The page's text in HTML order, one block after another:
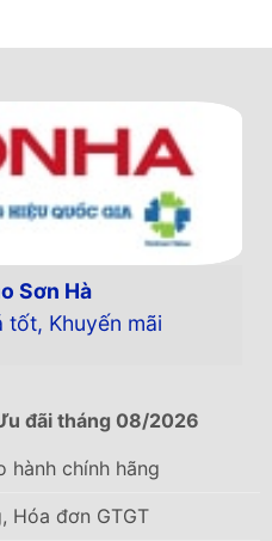
Sơn Hà
tốt, Khuyến mãi
đãi tháng 08/2026
hành chính hãng
Hóa đơn GTGT